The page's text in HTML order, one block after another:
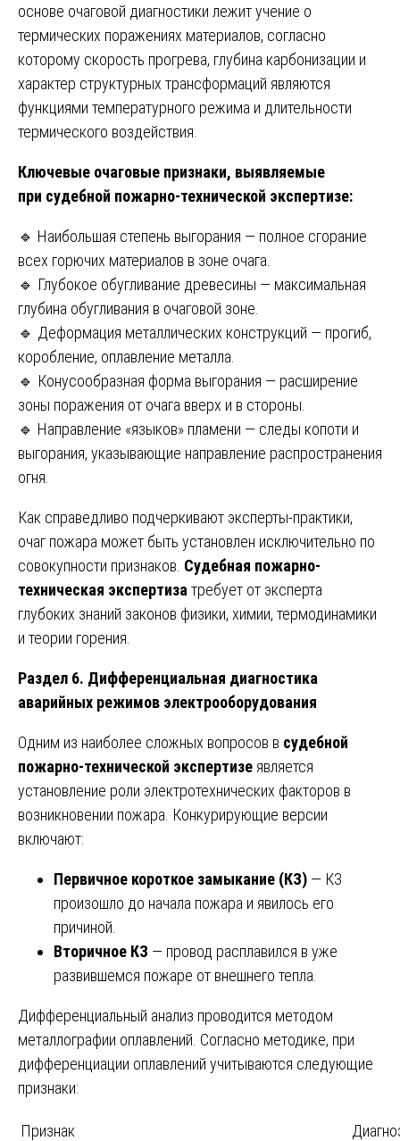
основе очаговой диагностики лежит учение о
термических поражениях материалов, согласно
которому скорость прогрева, глубина карбонизации и
характер структурных трансформаций являются
функциями температурного режима и длительности
термического воздействия.
Ключевые очаговые признаки, выявляемые
при судебной пожарно-технической экспертизе:
🔹 Наибольшая степень выгорания — полное сгорание
всех горючих материалов в зоне очага.
🔹 Глубокое обугливание древесины — максимальная
глубина обугливания в очаговой зоне.
🔹 Деформация металлических конструкций — прогиб,
коробление, оплавление металла.
🔹 Конусообразная форма выгорания — расширение
зоны поражения от очага вверх и в стороны.
🔹 Направление «языков» пламени — следы копоти и
выгорания, указывающие направление распространения
огня.
Как справедливо подчеркивают эксперты-практики,
очаг пожара может быть установлен исключительно по
совокупности признаков. Судебная пожарно-
техническая экспертиза требует от эксперта
глубоких знаний законов физики, химии, термодинамики
и теории горения.
Раздел 6. Дифференциальная диагностика
аварийных режимов электрооборудования
Одним из наиболее сложных вопросов в судебной
пожарно-технической экспертизе является
установление роли электротехнических факторов в
возникновении пожара. Конкурирующие версии
включают:
Первичное короткое замыкание (КЗ) — КЗ
произошло до начала пожара и явилось его
причиной.
Вторичное КЗ — провод расплавился в уже
развившемся пожаре от внешнего тепла.
Дифференциальный анализ проводится методом
металлографии оплавлений. Согласно методике, при
дифференциации оплавлений учитываются следующие
признаки:
Признак